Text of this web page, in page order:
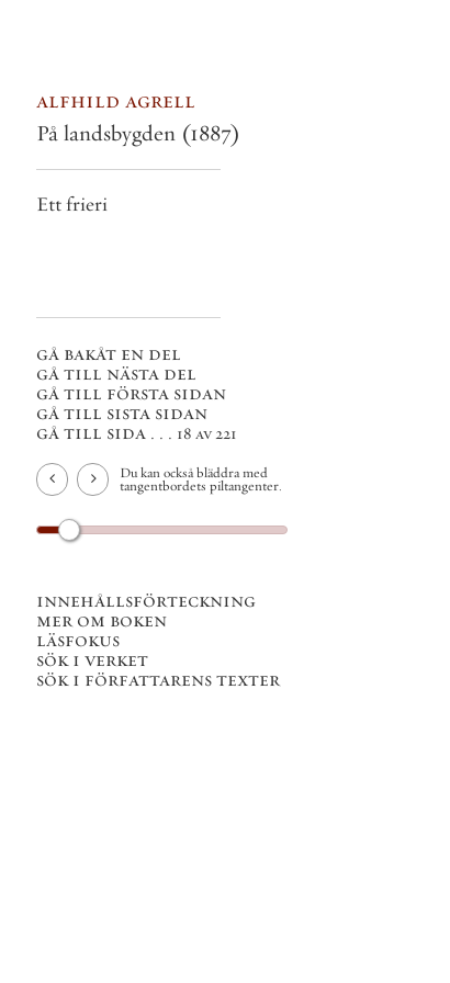
alfhild agrell
På landsbygden (1887)
Ett frieri
gå bakåt en del
gå till nästa del
gå till första sidan
gå till sista sidan
gå till sida . . . 18 av 221
Du kan också bläddra med
tangentbordets piltangenter.
innehållsförteckning
mer om boken
läsfokus
sök i verket
sök i författarens texter